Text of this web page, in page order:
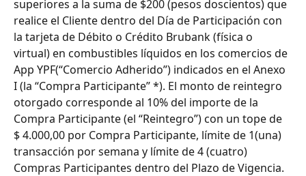
superiores a la suma de $200 (pesos doscientos) que
realice el Cliente dentro del Día de Participación con
la tarjeta de Débito o Crédito Brubank (física o
virtual) en combustibles líquidos en los comercios de
App YPF(“Comercio Adherido”) indicados en el Anexo
I (la “Compra Participante” *). El monto de reintegro
otorgado corresponde al 10% del importe de la
Compra Participante (el “Reintegro”) con un tope de
$ 4.000,00 por Compra Participante, límite de 1(una)
transacción por semana y límite de 4 (cuatro)
Compras Participantes dentro del Plazo de Vigencia.